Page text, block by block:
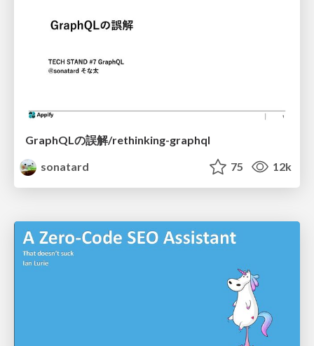
GraphQLの誤解/rethinking-graphql
sonatard
75 12k